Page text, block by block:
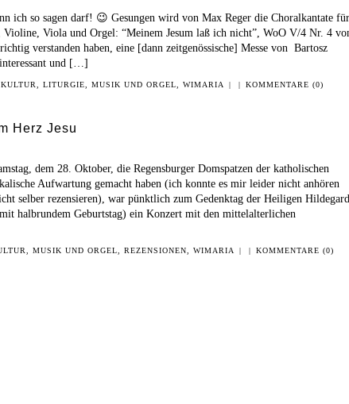
ich so sagen darf! 😉 Gesungen wird von Max Reger die Choralkantate für
Violine, Viola und Orgel: “Meinem Jesum laß ich nicht”, WoO V/4 Nr. 4
verstanden haben, eine [dann zeitgenössische] Messe von Bartosz
und […]
KULTUR,LITURGIE,MUSIK UND ORGEL,WIMARIA | | KOMMENTARE (0)
Herz Jesu
dem 28. Oktober, die Regensburger Domspatzen der katholischen
Aufwartung gemacht haben (ich konnte es mir leider nicht anhören
selber rezensieren), war pünktlich zum Gedenktag der Heiligen Hildegard
halbrundem Geburtstag) ein Konzert mit den mittelalterlichen
,MUSIK UND ORGEL ,REZENSIONEN ,WIMARIA | | KOMMENTARE (0)